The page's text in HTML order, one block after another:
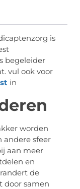
is
begeleider
vul ook voor
in
worden
andere sfeer
aan meer
en
de
door samen